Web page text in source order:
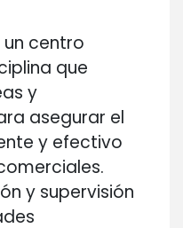
centro
que
y
asegurar el
y efectivo
y supervisión